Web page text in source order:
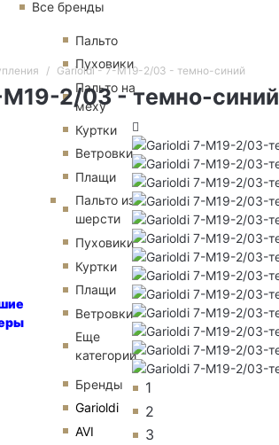
Все бренды
Пальто
Пуховики
Пальто на
меху
Куртки
Ветровки
Плащи
Пальто из
шерсти
Пуховики
Куртки
Плащи
Ветровки
Еще
категории
Бренды
Garioldi
AVI
Garioldi - 7-M19-2/03 - темно-синий
2/03 - темно-синий
1
2
3